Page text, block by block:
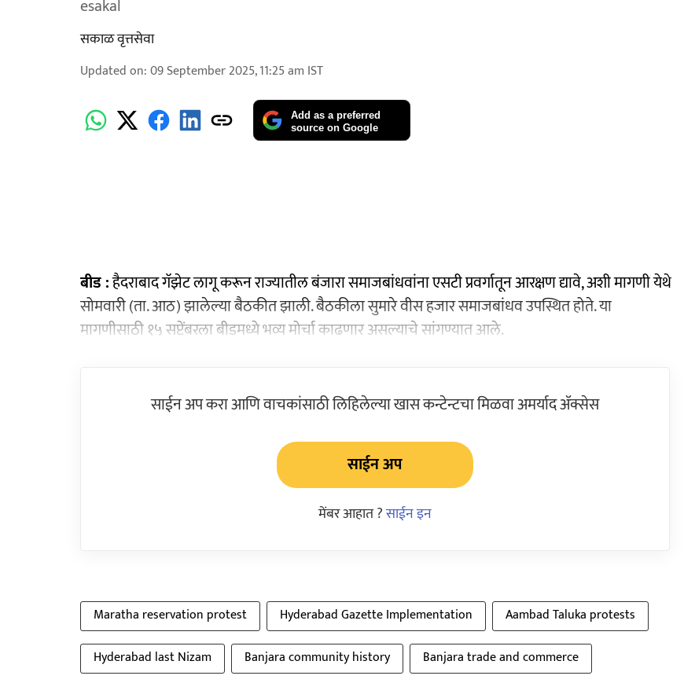
esakal
सकाळ वृत्तसेवा
Updated on:09 September 2025, 11:25 am IST
Add as a preferred
source on Google
बीड :हैदराबाद गॅझेट लागू करून राज्यातील बंजारा समाजबांधवांना एसटी प्रवर्गातून आरक्षण द्यावे, अशी मागणी येथे
सोमवारी (ता. आठ) झालेल्या बैठकीत झाली. बैठकीला सुमारे वीस हजार समाजबांधव उपस्थित होते. या
मागणीसाठी १५ सप्टेंबरला बीडमध्ये भव्य मोर्चा काढणार असल्याचे सांगण्यात आले.
साईन अप करा आणि वाचकांसाठी लिहिलेल्या खास कन्टेन्टचा मिळवा अमर्याद ॲक्सेस
साईन अप
मेंबर आहात ?साईन इन
Maratha reservation protest Hyderabad Gazette Implementation
Aambad Taluka protests
Hyderabad last Nizam
Banjara community history
Banjara trade and commerce